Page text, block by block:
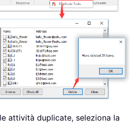
attività duplicate, seleziona la